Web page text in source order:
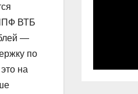
ВТБ
—
по
на